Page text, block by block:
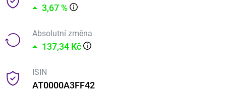
3,67 %
Absolutní změna
137,34 Kč
ISIN
AT0000A3FF42